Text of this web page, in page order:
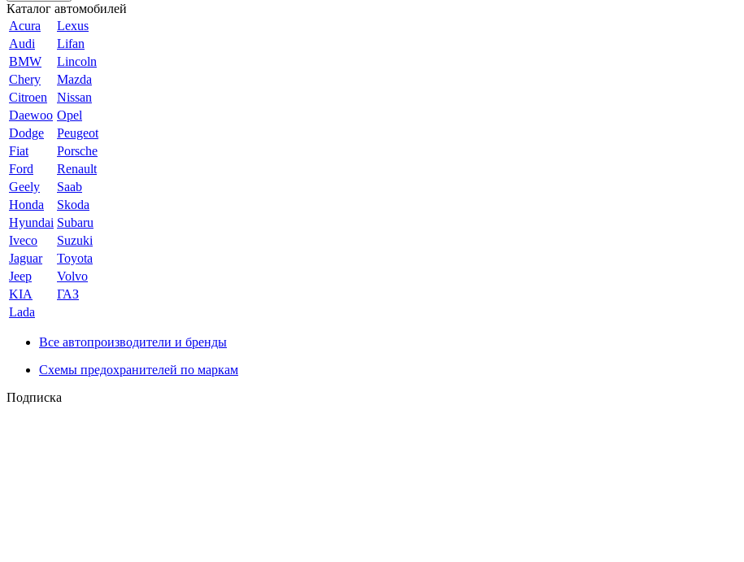
Каталог автомобилей
Acura
Lexus
Audi
Lifan
BMW
Lincoln
Chery
Mazda
Citroen
Nissan
Daewoo Opel
Dodge
Peugeot
Fiat
Porsche
Ford
Renault
Geely
Saab
Honda
Skoda
Hyundai Subaru
Iveco
Suzuki
Jaguar
Toyota
Jeep
Volvo
KIA
ГАЗ
Lada
Все автопроизводители и бренды
Схемы предохранителей по маркам
Подписка